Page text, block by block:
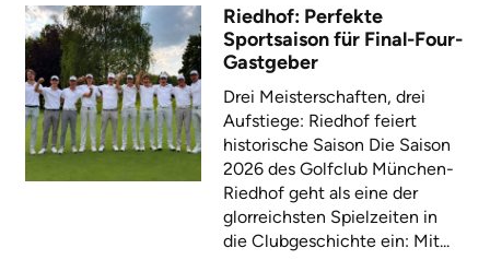
Riedhof: Perfekte
Sportsaison für Final-Four-
Gastgeber
Drei Meisterschaften, drei
Aufstiege: Riedhof feiert
historische Saison Die Saison
2026 des Golfclub München-
Riedhof geht als eine der
glorreichsten Spielzeiten in
die Clubgeschichte ein: Mit...